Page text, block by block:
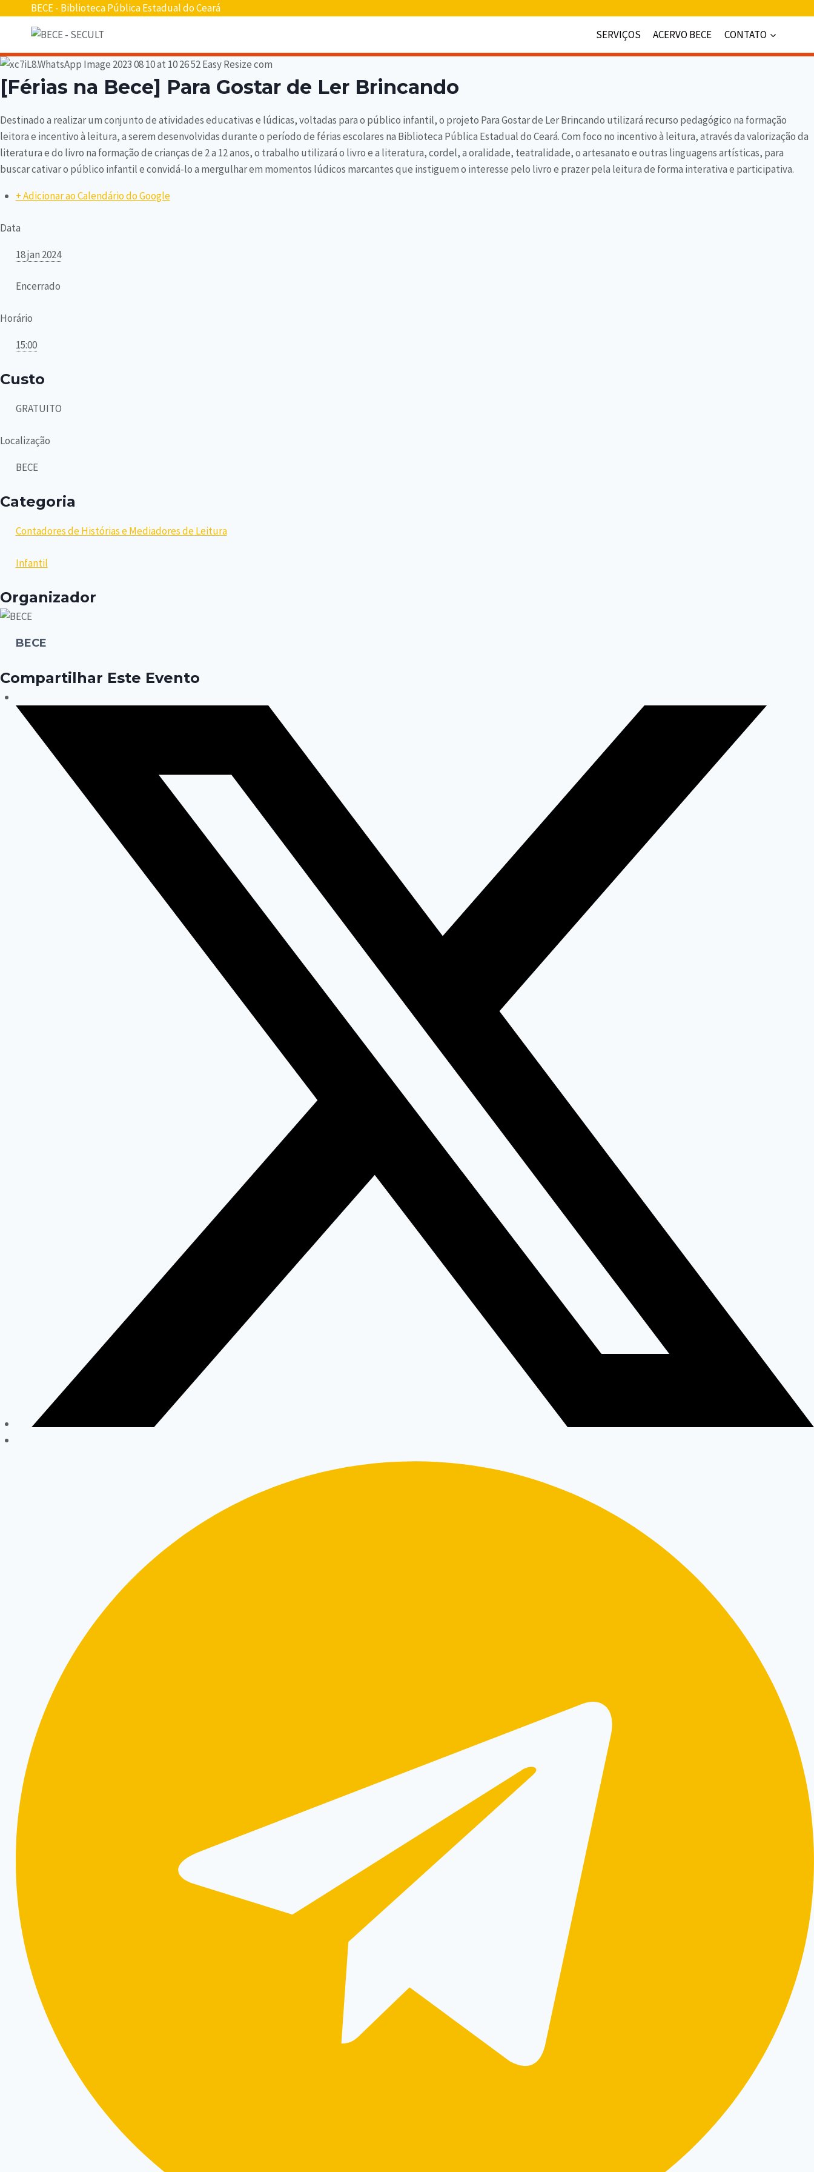
BECE - Biblioteca Pública Estadual do Ceará
SERVIÇOS
ACERVO BECE CONTATO
[Férias na Bece] Para Gostar de Ler Brincando
Destinado a realizar um conjunto de atividades educativas e lúdicas, voltadas para o público infantil, o projeto Para Gostar de Ler Brincando utilizará recurso pedagógico na formação
leitora e incentivo à leitura, a serem desenvolvidas durante o período de férias escolares na Biblioteca Pública Estadual do Ceará. Com foco no incentivo à leitura, através da valorização da
literatura e do livro na formação de crianças de 2 a 12 anos, o trabalho utilizará o livro e a literatura, cordel, a oralidade, teatralidade, o artesanato e outras linguagens artísticas, para
buscar cativar o público infantil e convidá-lo a mergulhar em momentos lúdicos marcantes que instiguem o interesse pelo livro e prazer pela leitura de forma interativa e participativa.
+ Adicionar ao Calendário do Google
Data
18 jan 2024
Encerrado
Horário
15:00
Custo
GRATUITO
Localização
BECE
Categoria
Contadores de Histórias e Mediadores de Leitura
Infantil
Organizador
BECE
Compartilhar Este Evento